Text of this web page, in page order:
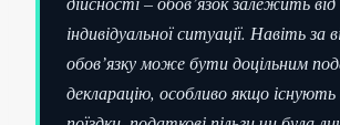
індивідуальної ситуації. Навіть за
обов’язку може бути доцільним
декларацію, особливо якщо